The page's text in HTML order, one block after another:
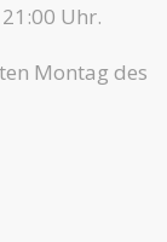
Uhr.
Montag des